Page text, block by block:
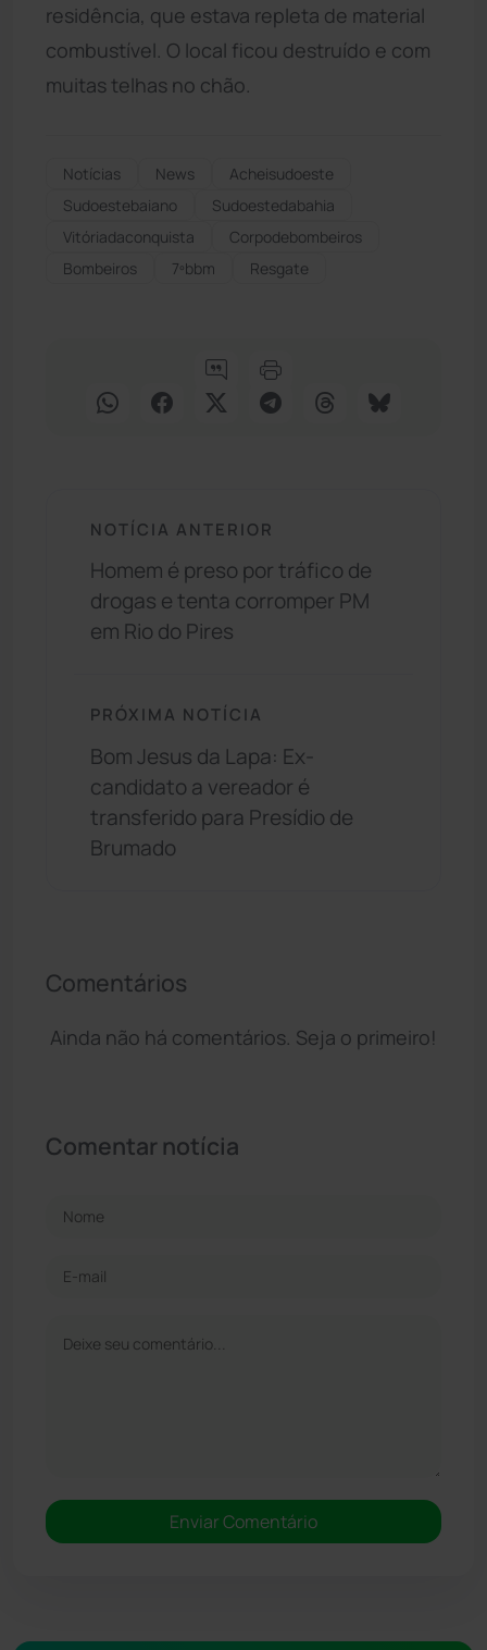
residência, que estava repleta de material
combustível. O local ficou destruído e com
muitas telhas no chão.
Notícias News
Acheisudoeste
Sudoestebaiano
Sudoestedabahia
Vitóriadaconquista
Corpodebombeiros
Bombeiros
7ºbbm Resgate
NOTÍCIA ANTERIOR
Homem é preso por tráfico de
drogas e tenta corromper PM
em Rio do Pires
PRÓXIMA NOTÍCIA
Bom Jesus da Lapa: Ex-
candidato a vereador é
transferido para Presídio de
Brumado
Comentários
Ainda não há comentários. Seja o primeiro!
Comentar notícia